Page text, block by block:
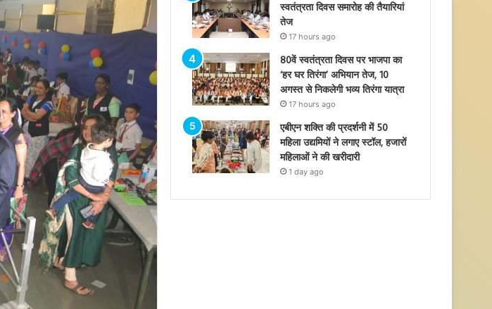
स्वतंत्रता दिवस समारोह की तैयारियां
तेज
17 hours ago
80वें स्वतंत्रता दिवस पर भाजपा का
‘हर घर तिरंगा’ अभियान तेज, 10
अगस्त से निकलेगी भव्य तिरंगा यात्रा
17 hours ago
एबीएन शक्ति की प्रदर्शनी में 50
महिला उद्यमियों ने लगाए स्टॉल, हजारों
महिलाओं ने की खरीदारी
1 day ago